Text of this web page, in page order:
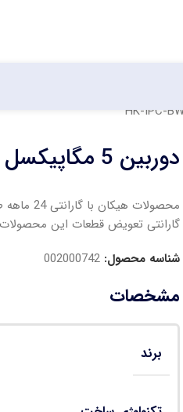
دوربین 5 مگاپیکسل هیکان مدل HK-IPC-BW5760XAP
محصولات
گارانتی تعویض قطعات این
شناسه محصول: 002000742
مشخصات
برند